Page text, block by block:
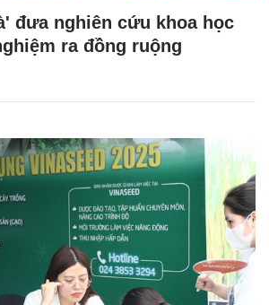
đưa nghiên cứu khoa học
ra đồng ruộng